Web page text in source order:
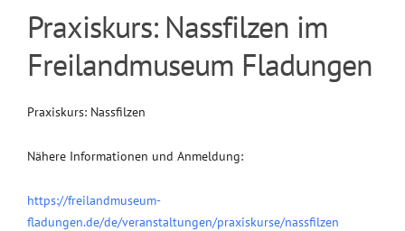
Praxiskurs: Nassfilzen im
Freilandmuseum Fladungen
Praxiskurs: Nassfilzen
Nähere Informationen und Anmeldung:
https://freilandmuseum-
fladungen.de/de/veranstaltungen/praxiskurse/nassfilzen